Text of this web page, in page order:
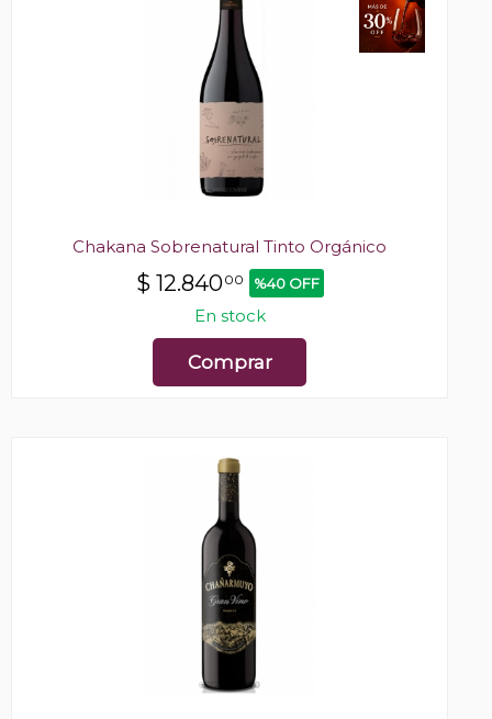
Chakana Sobrenatural Tinto Orgánico
$ 12.84000 %40 OFF
En stock
Comprar